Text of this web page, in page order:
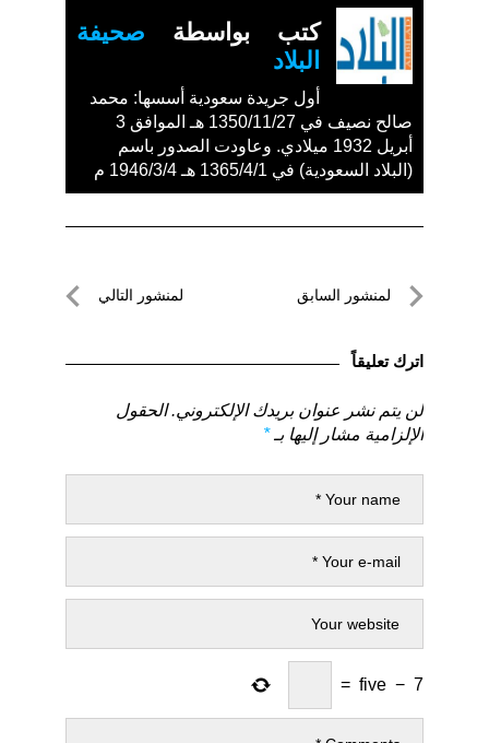
كتب بواسطة صحيفة
البلاد
أول جريدة سعودية أسسها: محمد
صالح نصيف في 1350/11/27 هـ الموافق 3
أبريل 1932 ميلادي. وعاودت الصدور باسم
(البلاد السعودية) في 1365/4/1 هـ 1946/3/4 م
تصفّحلمنشور السابق
السابق
لمنشور التالي
اترك تعليقاً
لن يتم نشر عنوان بريدك الإلكتروني. الحقول
الإلزامية مشار إليها بـ*
7
−
five
=